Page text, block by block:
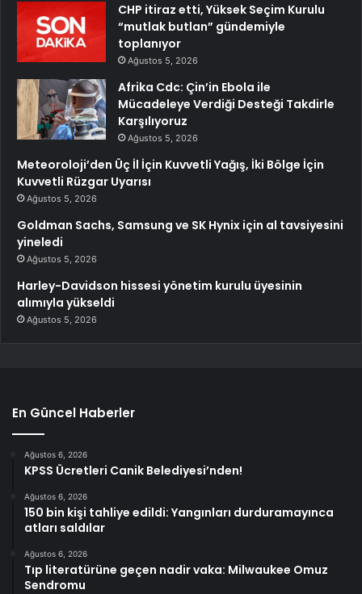
CHP itiraz etti, Yüksek Seçim Kurulu
“mutlak butlan” gündemiyle
toplanıyor
Ağustos 5, 2026
Afrika Cdc: Çin’in Ebola ile
Mücadeleye Verdiği Desteği Takdirle
Karşılıyoruz
Ağustos 5, 2026
Meteoroloji’den Üç İl İçin Kuvvetli Yağış, İki Bölge İçin
Kuvvetli Rüzgar Uyarısı
Ağustos 5, 2026
Goldman Sachs, Samsung ve SK Hynix için al tavsiyesini
yineledi
Ağustos 5, 2026
Harley-Davidson hissesi yönetim kurulu üyesinin
alımıyla yükseldi
Ağustos 5, 2026
En Güncel Haberler
Ağustos 6, 2026
KPSS Ücretleri Canik Belediyesi’nden!
Ağustos 6, 2026
150 bin kişi tahliye edildi: Yangınları durduramayınca
atları saldılar
Ağustos 6, 2026
Tıp literatürüne geçen nadir vaka: Milwaukee Omuz
Sendromu